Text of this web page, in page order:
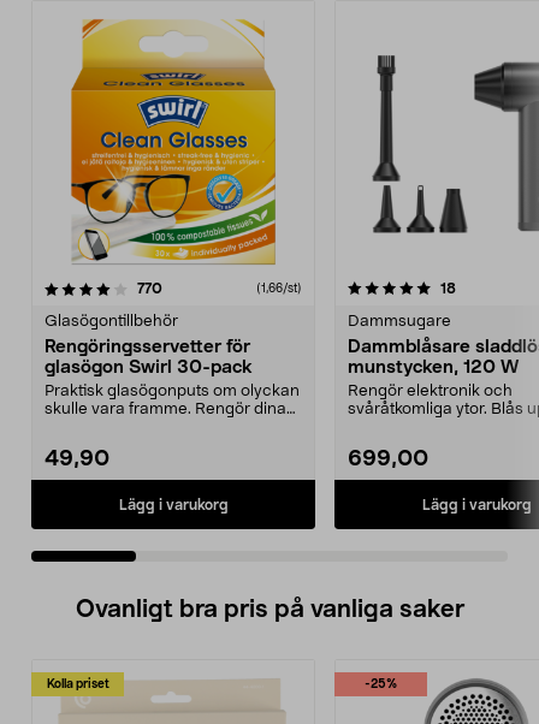
770recensioner (1,66/st)
Glasögontillbehör
Rengöringsservetter för
glasögon Swirl 30-pack
Praktisk glasögonputs om olyckan
skulle vara framme. Rengör dina
49,90
Lägg i varukorg
5.0 av 5 stjärnor 18recensioner
Dammsugare
Dammblåsare
munstycken, 120 W
Rengör elektronik och
svåråtkomliga ytor. Blås
699,00
Lägg i varukorg
4.0 av 5 stjärnor
Ovanligt bra pris på vanliga saker
Kolla priset -25%